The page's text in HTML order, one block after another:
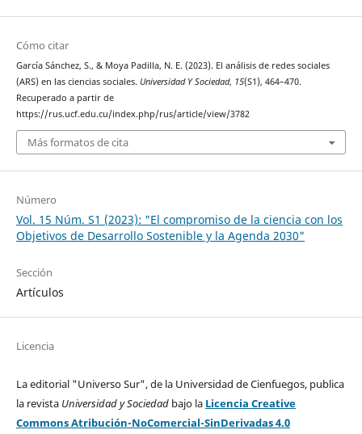
Cómo citar
García Sánchez, S., & Moya Padilla, N. E. (2023). El análisis de redes sociales
(ARS) en las ciencias sociales. Universidad Y Sociedad, 15(S1), 464–470.
Recuperado a partir de
https://rus.ucf.edu.cu/index.php/rus/article/view/3782
Más formatos de cita
Número
Vol. 15 Núm. S1 (2023): "El compromiso de la ciencia con los
Objetivos de Desarrollo Sostenible y la Agenda 2030"
Sección
Artículos
Licencia
La editorial "Universo Sur", de la Universidad de Cienfuegos, publica
la revista Universidad y Sociedad bajo la Licencia Creative
Commons Atribución-NoComercial-SinDerivadas 4.0